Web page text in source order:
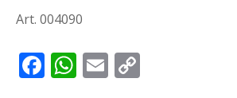
Art. 004090
F W E